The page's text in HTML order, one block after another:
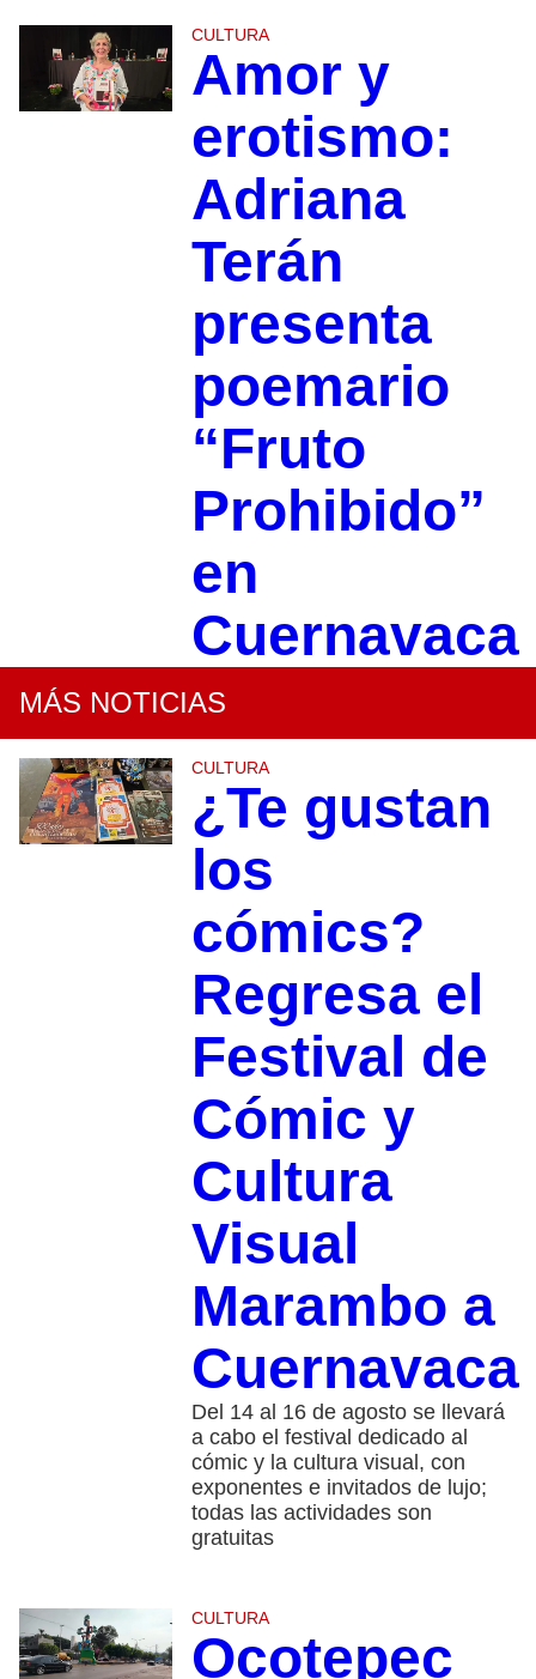
CULTURA
Amor y
erotismo:
Adriana
Terán
presenta
poemario
“Fruto
Prohibido”
en
Cuernavaca
MÁS NOTICIAS
CULTURA
¿Te gustan
los
cómics?
Regresa el
Festival de
Cómic y
Cultura
Visual
Marambo a
Cuernavaca
Del 14 al 16 de agosto se llevará
a cabo el festival dedicado al
cómic y la cultura visual, con
exponentes e invitados de lujo;
todas las actividades son
gratuitas
CULTURA
Ocotepec